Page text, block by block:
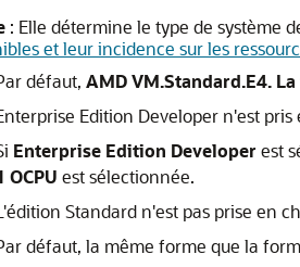
: Elle détermine le type de système
et leur incidence sur les
défaut, AMD VM.Standard.E4.
Edition Developer n'est
Enterprise Edition Developer est
OCPU est sélectionnée.
Standard n'est pas prise en
défaut, la même forme que la